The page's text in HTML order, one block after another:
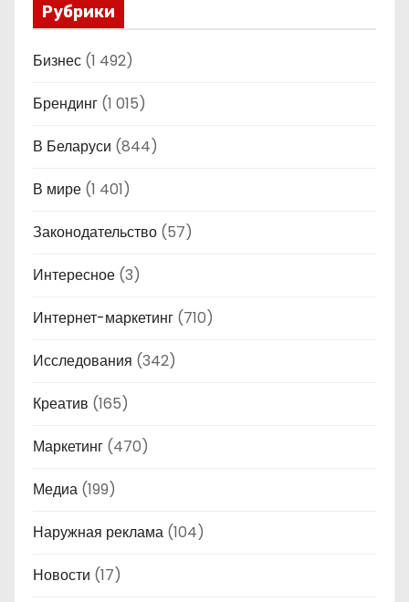
Рубрики
Бизнес (1 492)
Брендинг (1 015)
В Беларуси (844)
В мире (1 401)
Законодательство (57)
Интересное (3)
Интернет-маркетинг (710)
Исследования (342)
Креатив (165)
Маркетинг (470)
Медиа (199)
Наружная реклама (104)
Новости (17)